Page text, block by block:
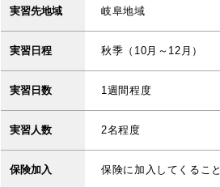
実習先地域 岐阜地域
実習日程 秋季（10月～12月）
実習日数 1週間程度
実習人数 2名程度
保険加入 保険に加入してくること